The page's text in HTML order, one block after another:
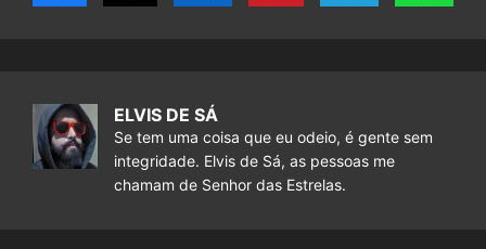
ELVIS DE SÁ
Se tem uma coisa que eu odeio, é gente sem
integridade. Elvis de Sá, as pessoas me
chamam de Senhor das Estrelas.